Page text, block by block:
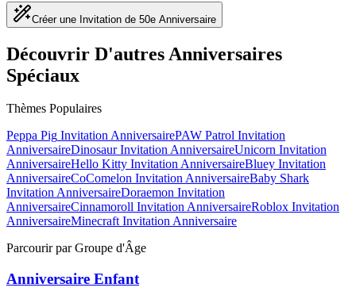
Créer une Invitation de 50e Anniversaire
Découvrir D'autres Anniversaires
Spéciaux
Thèmes Populaires
Peppa Pig Invitation AnniversairePAW Patrol Invitation
AnniversaireDinosaur Invitation AnniversaireUnicorn Invitation
AnniversaireHello Kitty Invitation AnniversaireBluey Invitation
AnniversaireCoComelon Invitation AnniversaireBaby Shark
Invitation AnniversaireDoraemon Invitation
AnniversaireCinnamoroll Invitation AnniversaireRoblox Invitation
AnniversaireMinecraft Invitation Anniversaire
Parcourir par Groupe d'Âge
Anniversaire Enfant